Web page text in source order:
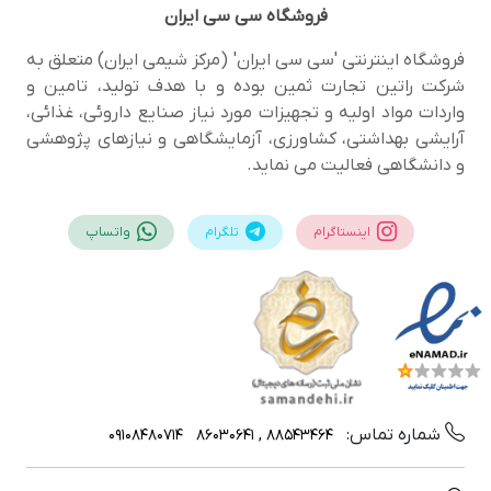
فروشگاهسی سی ایران
فروشگاه اینترنتی 'سی سی ایران' (مرکز شیمی ایران) متعلق به
شرکت راتین تجارت ثمین بوده و با هدف تولید، تامین و
واردات مواد اولیه و تجهیزات مورد نیاز صنایع داروئی، غذائی،
آرایشی بهداشتی، کشاورزی، آزمایشگاهی و نیازهای پژوهشی
و دانشگاهی فعالیت می نماید.
اینستاگرام تلگرام واتساپ
شماره تماس: 88543464 , 86030641
09108480714